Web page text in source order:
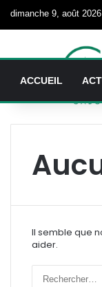
dimanche 9, août 2026
ACCUEIL
Il semble que
aider.